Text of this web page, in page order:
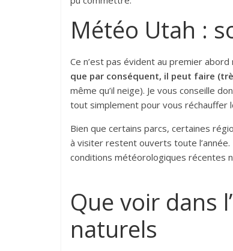
Météo Utah :
Ce n’est pas évident au premier abord
que par conséquent, il peut faire
même qu’il neige). Je vous conseille
tout simplement pour vous réchauffer
Bien que certains parcs, certaines
à visiter restent ouverts toute
conditions météorologiques récentes
Que voir dans
naturels